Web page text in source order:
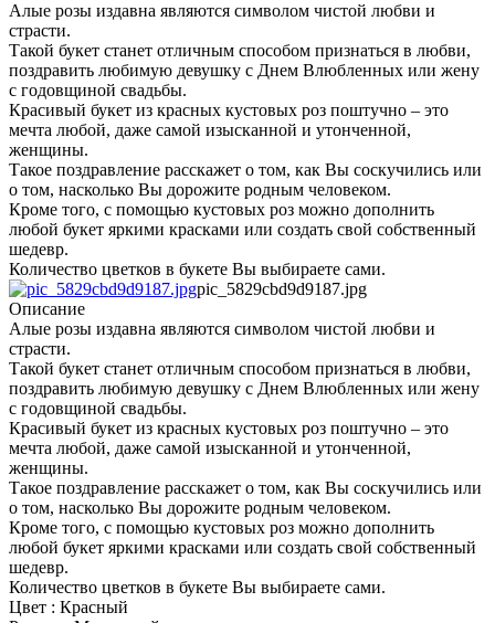
Алые розы издавна являются символом чистой любви и
страсти.
Такой букет станет отличным способом признаться в любви,
поздравить любимую девушку с Днем Влюбленных или жену
с годовщиной свадьбы.
Красивый букет из красных кустовых роз поштучно – это
мечта любой, даже самой изысканной и утонченной,
женщины.
Такое поздравление расскажет о том, как Вы соскучились или
о том, насколько Вы дорожите родным человеком.
Кроме того, с помощью кустовых роз можно дополнить
любой букет яркими красками или создать свой собственный
шедевр.
Количество цветков в букете Вы выбираете сами.
pic_5829cbd9d9187.jpg
Описание
Алые розы издавна являются символом чистой любви и
страсти.
Такой букет станет отличным способом признаться в любви,
поздравить любимую девушку с Днем Влюбленных или жену
с годовщиной свадьбы.
Красивый букет из красных кустовых роз поштучно – это
мечта любой, даже самой изысканной и утонченной,
женщины.
Такое поздравление расскажет о том, как Вы соскучились или
о том, насколько Вы дорожите родным человеком.
Кроме того, с помощью кустовых роз можно дополнить
любой букет яркими красками или создать свой собственный
шедевр.
Количество цветков в букете Вы выбираете сами.
Цвет : Красный